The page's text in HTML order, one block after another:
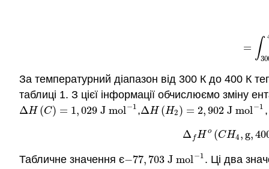
= ∫=
За температурний діапазон від 300 К до 400 К
таблиці 1. З цієї інформації обчислюємо зміну
ΔH (C) = 1,029 J mol−1
ΔH(C)= 1,029 J mol−1 ,ΔH (H2) = 2, 902 J mol−1
ΔH(H2)= 2,902 J mol−1 ,
Δ f H o (CH4, g,
(8.8.5)ΔfH o( CH
Табличне значення є−77, 703 J mol−1
−77, 703 J mol−1. Ці два